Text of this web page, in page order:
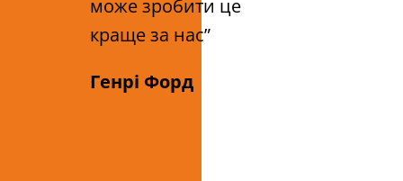
може зробити це
краще за нас”
Генрі Форд